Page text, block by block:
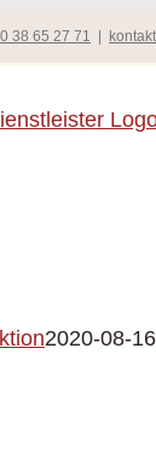
38 65 27 71
2020-08-